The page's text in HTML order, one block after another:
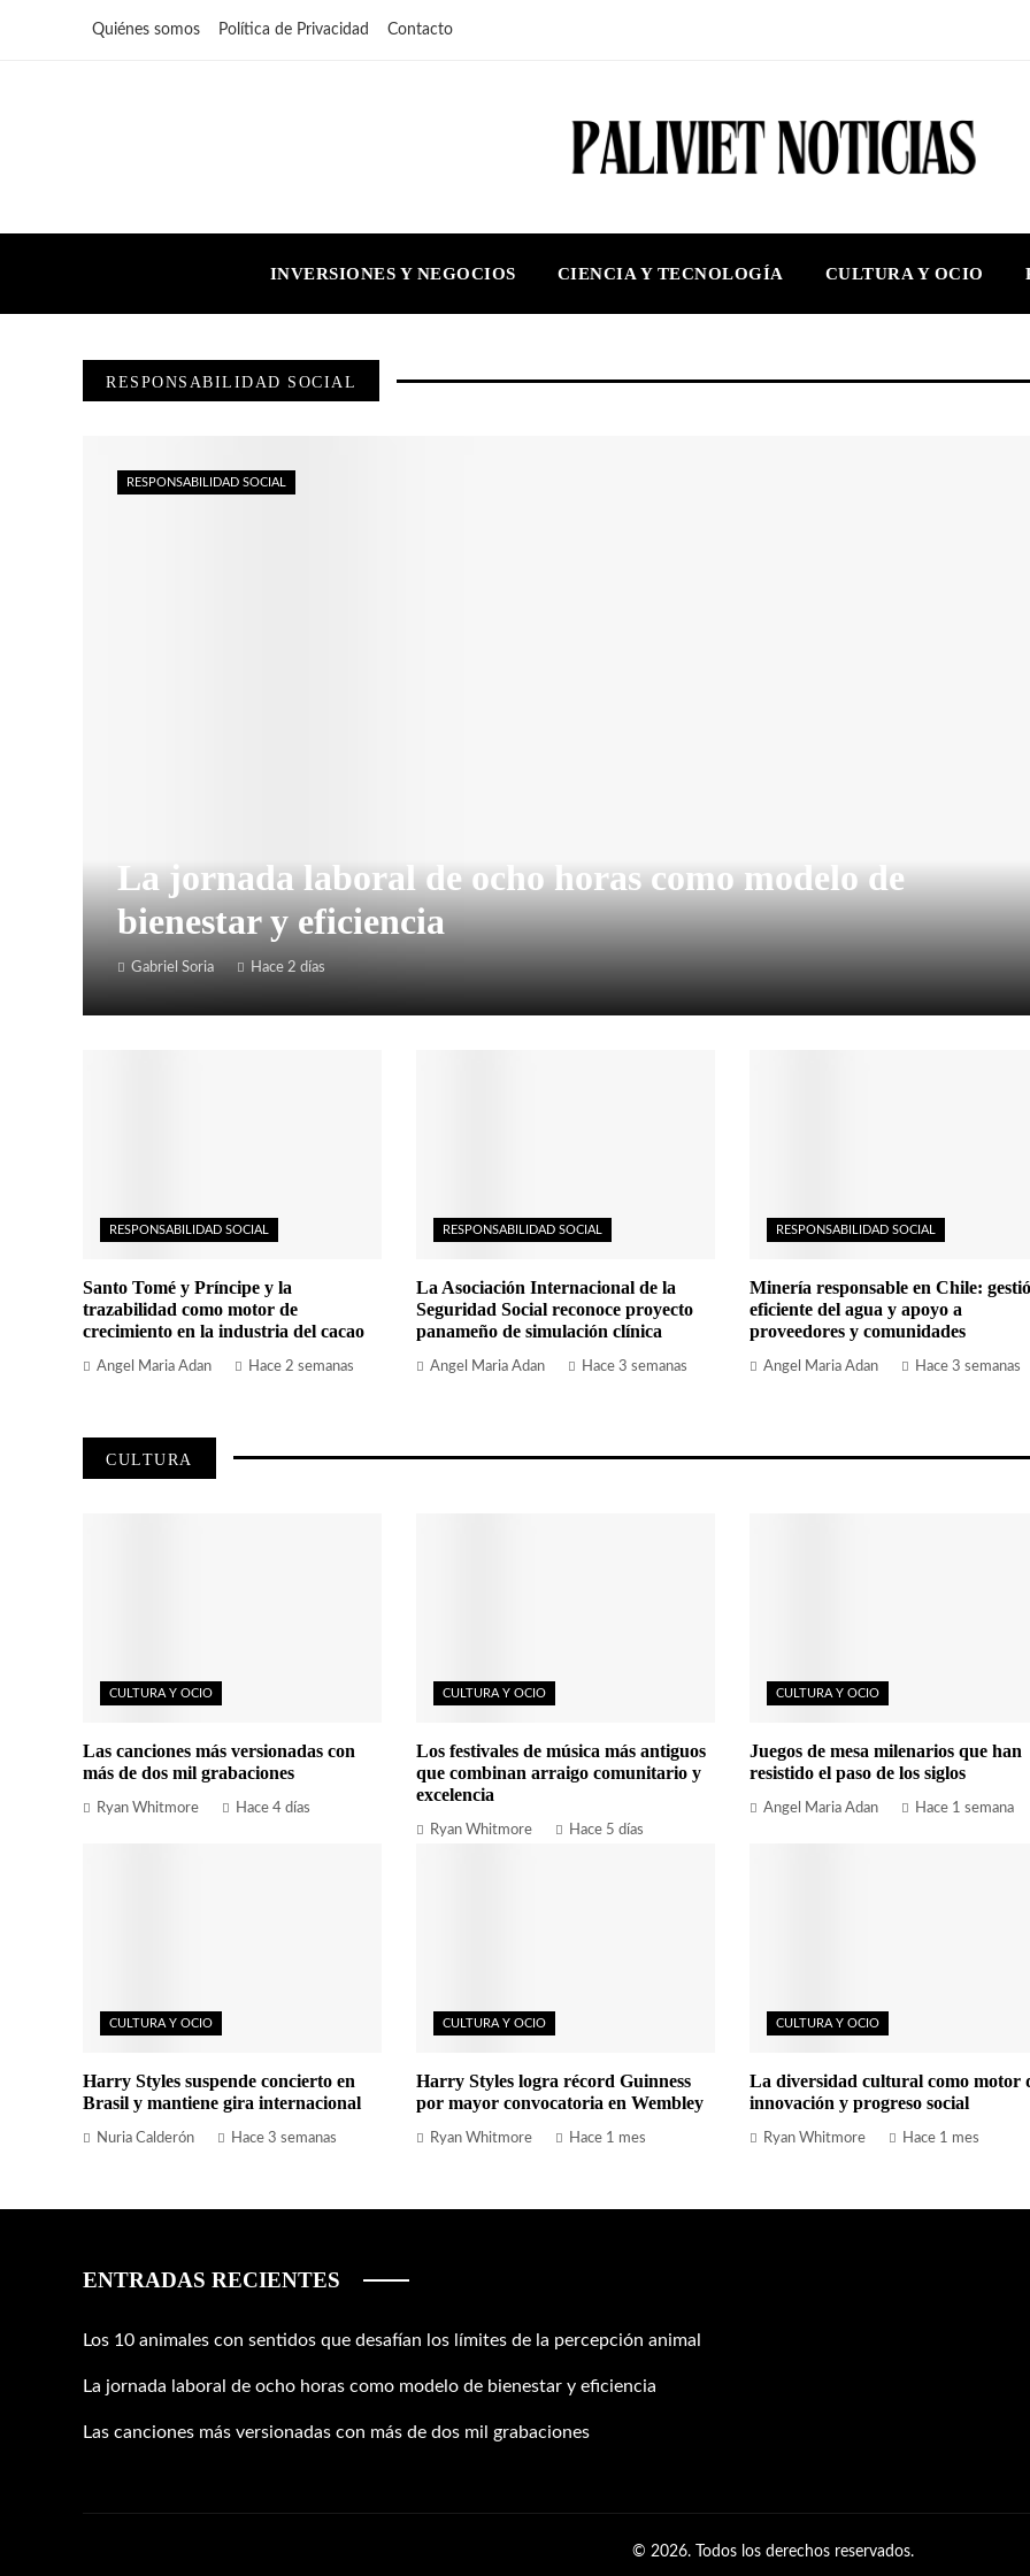
Quiénes somos Política de Privacidad Contacto
INVERSIONES Y NEGOCIOS CIENCIA Y TECNOLOGÍA CULTURA Y OCIO
RESPONSABILIDAD SOCIAL
La jornada laboral de ocho horas como modelo de
bienestar y eficiencia
Gabriel Soria Hace 2 días
RESPONSABILIDAD SOCIAL
RESPONSABILIDAD SOCIAL
Santo Tomé y Príncipe y la
trazabilidad como motor de
crecimiento en la industria del cacao
Angel Maria Adan Hace 2 semanas
RESPONSABILIDAD SOCIAL
La Asociación Internacional de la
Seguridad Social reconoce proyecto
panameño de simulación clínica
Angel Maria Adan Hace 3 semanas
RESPONSABILIDAD SOCIAL
Minería responsable en Chile:
eficiente del agua y apoyo a
proveedores y comunidades
Angel Maria Adan Hace 3 semanas
CULTURA
CULTURA Y OCIO
Las canciones más versionadas con
más de dos mil grabaciones
Ryan Whitmore Hace 4 días
CULTURA Y OCIO
Los festivales de música más antiguos
que combinan arraigo comunitario y
excelencia
Ryan Whitmore Hace 5 días
CULTURA Y OCIO
Juegos de mesa milenarios que han
resistido el paso de los siglos
Angel Maria Adan Hace 1 semana
CULTURA Y OCIO
Harry Styles suspende concierto en
Brasil y mantiene gira internacional
Nuria Calderón Hace 3 semanas
CULTURA Y OCIO
Harry Styles logra récord Guinness
por mayor convocatoria en Wembley
Ryan Whitmore Hace 1 mes
CULTURA Y OCIO
La diversidad cultural como motor
innovación y progreso social
Ryan Whitmore Hace 1 mes
ENTRADAS RECIENTES
Los 10 animales con sentidos que desafían los límites de la percepción animal
La jornada laboral de ocho horas como modelo de bienestar y eficiencia
Las canciones más versionadas con más de dos mil grabaciones
© 2026. Todos los derechos reservados.